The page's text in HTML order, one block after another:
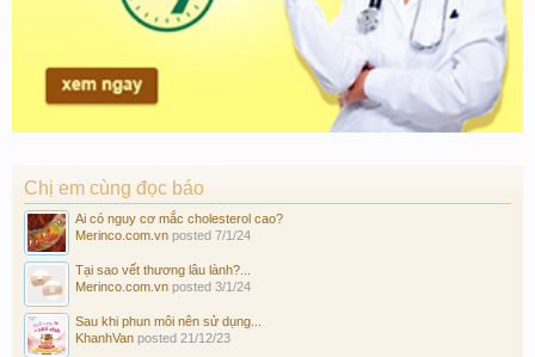
Chị em cùng đọc báo
Ai có nguy cơ mắc cholesterol cao?
Merinco.com.vn posted 7/1/24
Tại sao vết thương lâu lành?...
Merinco.com.vn posted 3/1/24
Sau khi phun môi nên sử dụng...
KhanhVan posted 21/12/23